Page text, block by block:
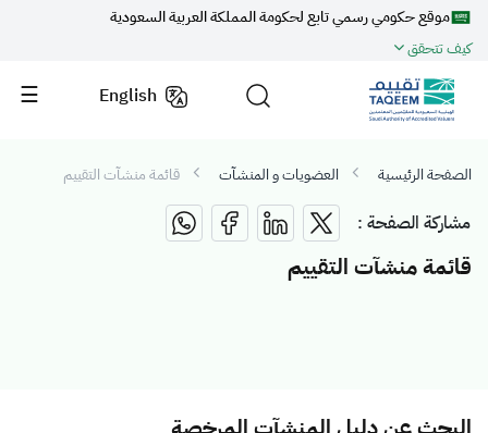
موقع حكومي رسمي تابع لحكومة المملكة العربية السعودية
كيف تتحقق
English
الصفحة الرئيسية العضويات و المنشآت قائمة منشآت التقييم
مشاركة الصفحة :
قائمة منشآت التقييم